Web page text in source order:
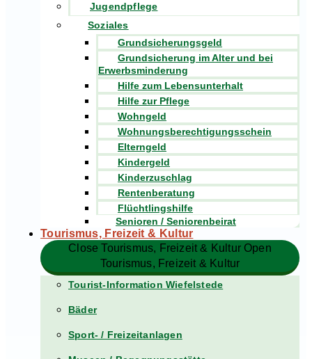
Jugendpflege
Soziales
Grundsicherungsgeld
Grundsicherung im Alter und bei
Erwerbsminderung
Hilfe zum Lebensunterhalt
Hilfe zur Pflege
Wohngeld
Wohnungsberechtigungsschein
Elterngeld
Kindergeld
Kinderzuschlag
Rentenberatung
Flüchtlingshilfe
Senioren / Seniorenbeirat
Tourismus, Freizeit & Kultur
Close Tourismus, Freizeit & Kultur Open
Tourismus, Freizeit & Kultur
Tourist-Information Wiefelstede
Bäder
Sport- / Freizeitanlagen